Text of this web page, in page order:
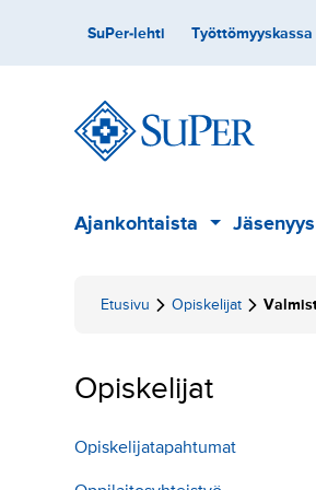
Toissijainen
SuPer-lehti Työttömyyskassa
Päävalikko
Ajankohtaista Alavalikko
Jäsenyys
Etusivu Opiskelijat
Opiskelijat
Opiskelijatapahtumat